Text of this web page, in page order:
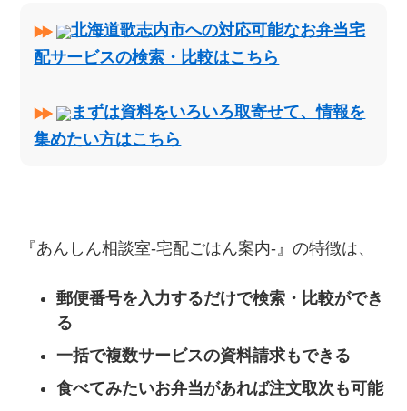
北海道歌志内市への対応可能なお弁当宅
配サービスの検索・比較はこちら
まずは資料をいろいろ取寄せて、情報を
集めたい方はこちら
『あんしん相談室‐宅配ごはん案内‐』の特徴は、
郵便番号を入力するだけで検索・比較ができ
る
一括で複数サービスの資料請求もできる
食べてみたいお弁当があれば注文取次も可能